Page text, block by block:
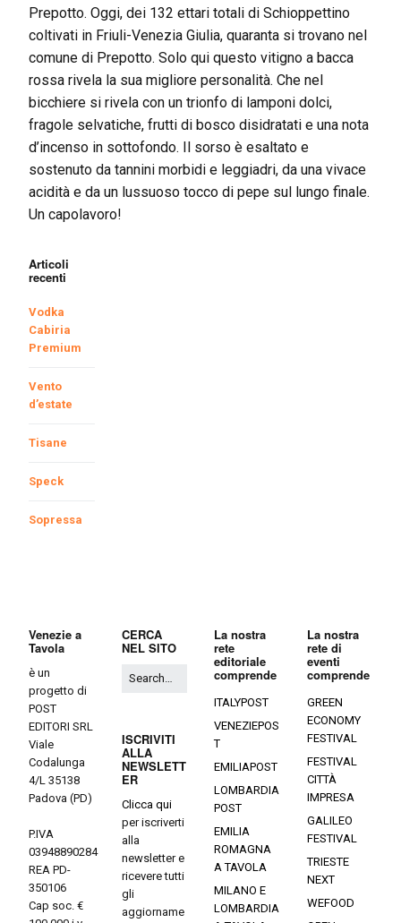
Prepotto. Oggi, dei 132 ettari totali di Schioppettino
coltivati in Friuli-Venezia Giulia, quaranta si trovano nel
comune di Prepotto. Solo qui questo vitigno a bacca
rossa rivela la sua migliore personalità. Che nel
bicchiere si rivela con un trionfo di lamponi dolci,
fragole selvatiche, frutti di bosco disidratati e una nota
d’incenso in sottofondo. Il sorso è esaltato e
sostenuto da tannini morbidi e leggiadri, da una vivace
acidità e da un lussuoso tocco di pepe sul lungo finale.
Un capolavoro!
Articoli
recenti
Vodka
Cabiria
Premium
Vento
d’estate
Tisane
Speck
Sopressa
Venezie a
Tavola
è un
progetto di
POST
EDITORI SRL
Viale
Codalunga
4/L 35138
Padova (PD)
P.IVA
03948890284
REA PD-
350106
Cap soc. €
CERCA
NEL SITO
ISCRIVITI
ALLA
NEWSLETT
ER
Clicca qui
per iscriverti
alla
newsletter e
ricevere tutti
gli
aggiorname
La nostra
rete
editoriale
comprende
ITALYPOST
VENEZIEPOS
T
EMILIAPOST
LOMBARDIA
POST
EMILIA
ROMAGNA
A TAVOLA
MILANO E
LOMBARDIA
La nostra
rete di
eventi
comprende
GREEN
ECONOMY
FESTIVAL
FESTIVAL
CITTÀ
IMPRESA
GALILEO
FESTIVAL
TRIESTE
NEXT
WEFOOD